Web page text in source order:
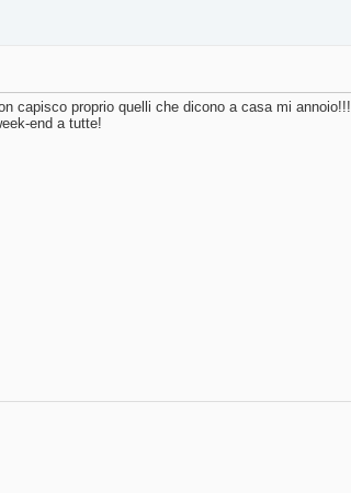
capisco proprio quelli che dicono a casa mi annoio!!!
end a tutte!